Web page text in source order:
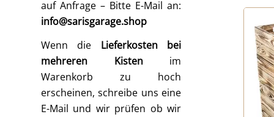
auf Anfrage – Bitte E-Mail an:
info@sarisgarage.shop
Wenn die Lieferkosten bei
mehreren Kistenim
Warenkorb zu hoch
erscheinen, schreibe uns eine
E-Mail und wir prüfen ob wir